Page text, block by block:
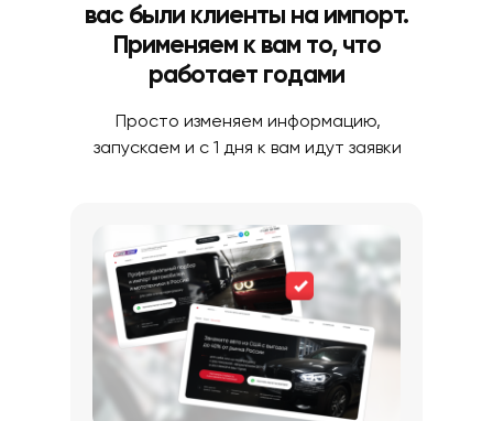
вас были клиенты на импорт.
Применяем к вам то, что
работает годами
Просто изменяем информацию,
запускаем и с 1 дня к вам идут заявки